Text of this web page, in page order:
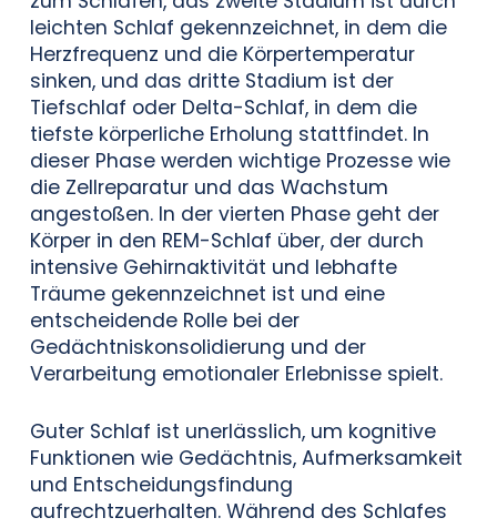
leichten Schlaf gekennzeichnet, in dem die
Herzfrequenz und die Körpertemperatur
sinken, und das dritte Stadium ist der
Tiefschlaf oder Delta-Schlaf, in dem die
tiefste körperliche Erholung stattfindet. In
dieser Phase werden wichtige Prozesse wie
die Zellreparatur und das Wachstum
angestoßen. In der vierten Phase geht der
Körper in den REM-Schlaf über, der durch
intensive Gehirnaktivität und lebhafte
Träume gekennzeichnet ist und eine
entscheidende Rolle bei der
Gedächtniskonsolidierung und der
Verarbeitung emotionaler Erlebnisse spielt.
Guter Schlaf ist unerlässlich, um kognitive
Funktionen wie Gedächtnis, Aufmerksamkeit
und Entscheidungsfindung
aufrechtzuerhalten. Während des Schlafes